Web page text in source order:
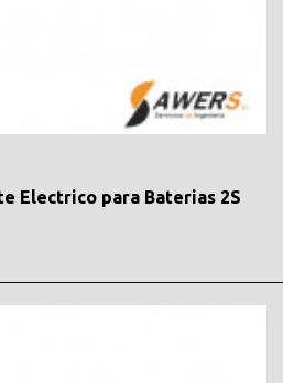
Electrico para Baterias 2S